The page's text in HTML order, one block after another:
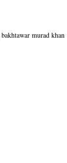
bakhtawar murad khan